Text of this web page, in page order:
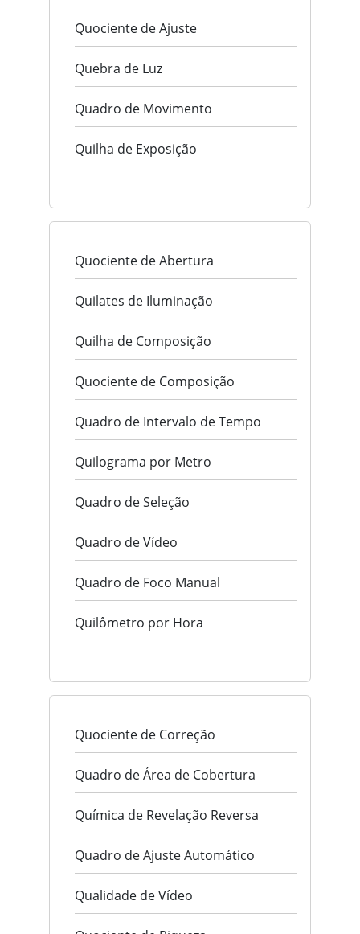
Quociente de Ajuste
Quebra de Luz
Quadro de Movimento
Quilha de Exposição
Quociente de Abertura
Quilates de Iluminação
Quilha de Composição
Quociente de Composição
Quadro de Intervalo de Tempo
Quilograma por Metro
Quadro de Seleção
Quadro de Vídeo
Quadro de Foco Manual
Quilômetro por Hora
Quociente de Correção
Quadro de Área de Cobertura
Química de Revelação Reversa
Quadro de Ajuste Automático
Qualidade de Vídeo